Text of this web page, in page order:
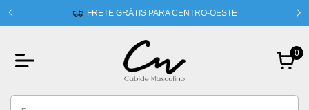
FRETE GRÁTIS PARA CENTRO-OESTE
0